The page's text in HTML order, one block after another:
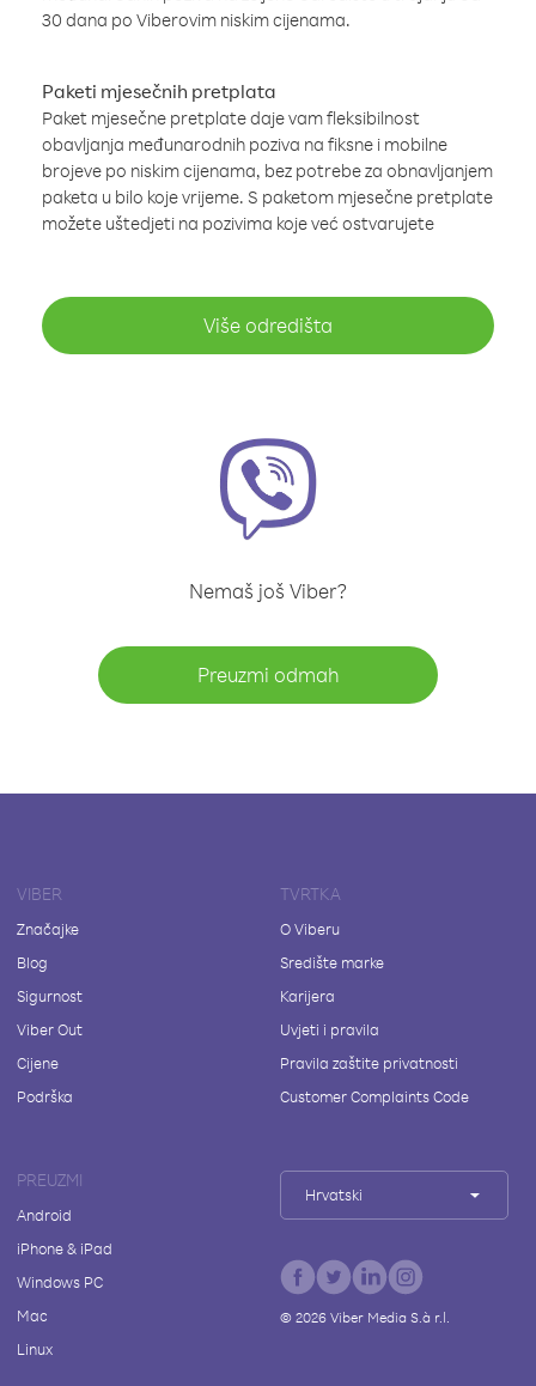
30 dana po Viberovim niskim cijenama.
Paketi mjesečnih pretplata
Paket mjesečne pretplate daje vam fleksibilnost
obavljanja međunarodnih poziva na fiksne i mobilne
brojeve po niskim cijenama, bez potrebe za obnavljanjem
paketa u bilo koje vrijeme. S paketom mjesečne pretplate
možete uštedjeti na pozivima koje već ostvarujete
Više odredišta
Nemaš još Viber?
Preuzmi odmah
VIBER
Značajke
Blog
Sigurnost
Viber Out
Cijene
Podrška
TVRTKA
O Viberu
Središte marke
Karijera
Uvjeti i pravila
Pravila zaštite privatnosti
Customer Complaints Code
PREUZMI
Android
iPhone & iPad
Windows PC
Mac
Linux
Hrvatski
© 2026Viber Media S.à r.l.